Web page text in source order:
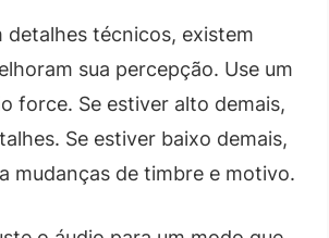
detalhes técnicos, existem
sua percepção. Use um
force. Se estiver alto demais,
Se estiver baixo demais,
mudanças de timbre e motivo.